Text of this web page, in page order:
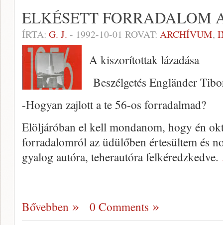
ELKÉSETT FORRADALOM
ÍRTA: G. J. - 1992-10-01 ROVAT: ARCHÍVUM,
A kiszorítottak lázadása
Beszélgetés Engländer
-Hogyan zajlott a te 56-os forradalmad?
Elöljáróban el kell mondanom, hogy én
forradalomról az üdülőben értesültem és
gyalog autóra, teherautóra felkéredzkedve.
Bővebben 0 Comments